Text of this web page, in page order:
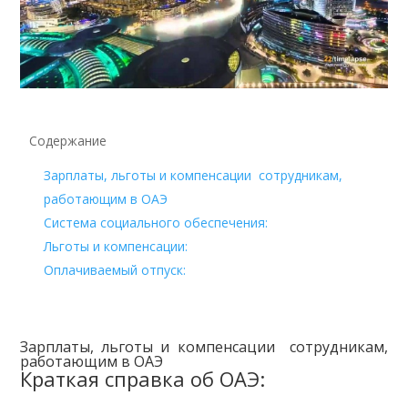
Содержание
Зарплаты, льготы и компенсации сотрудникам,
работающим в ОАЭ
Система социального обеспечения:
Льготы и компенсации:
Оплачиваемый отпуск:
Зарплаты, льготы и компенсации сотрудникам,
работающим в ОАЭ
Краткая справка об ОАЭ: